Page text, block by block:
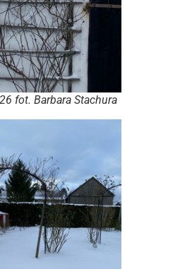
fot. Barbara Stachura